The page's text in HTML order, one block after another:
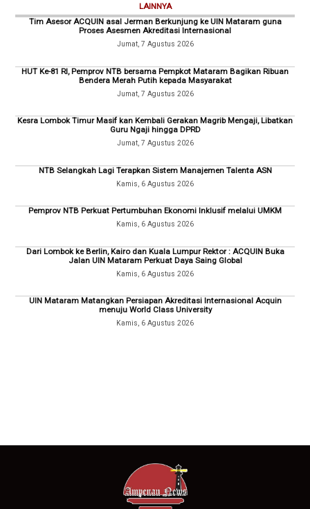
LAINNYA
Tim Asesor ACQUIN asal Jerman Berkunjung ke UIN Mataram guna
Proses Asesmen Akreditasi Internasional
Jumat, 7 Agustus 2026
HUT Ke-81 RI, Pemprov NTB bersama Pempkot Mataram Bagikan Ribuan
Bendera Merah Putih kepada Masyarakat
Jumat, 7 Agustus 2026
Kesra Lombok Timur Masif kan Kembali Gerakan Magrib Mengaji, Libatkan
Guru Ngaji hingga DPRD
Jumat, 7 Agustus 2026
NTB Selangkah Lagi Terapkan Sistem Manajemen Talenta ASN
Kamis, 6 Agustus 2026
Pemprov NTB Perkuat Pertumbuhan Ekonomi Inklusif melalui UMKM
Kamis, 6 Agustus 2026
Dari Lombok ke Berlin, Kairo dan Kuala Lumpur Rektor : ACQUIN Buka
Jalan UIN Mataram Perkuat Daya Saing Global
Kamis, 6 Agustus 2026
UIN Mataram Matangkan Persiapan Akreditasi Internasional Acquin
menuju World Class University
Kamis, 6 Agustus 2026